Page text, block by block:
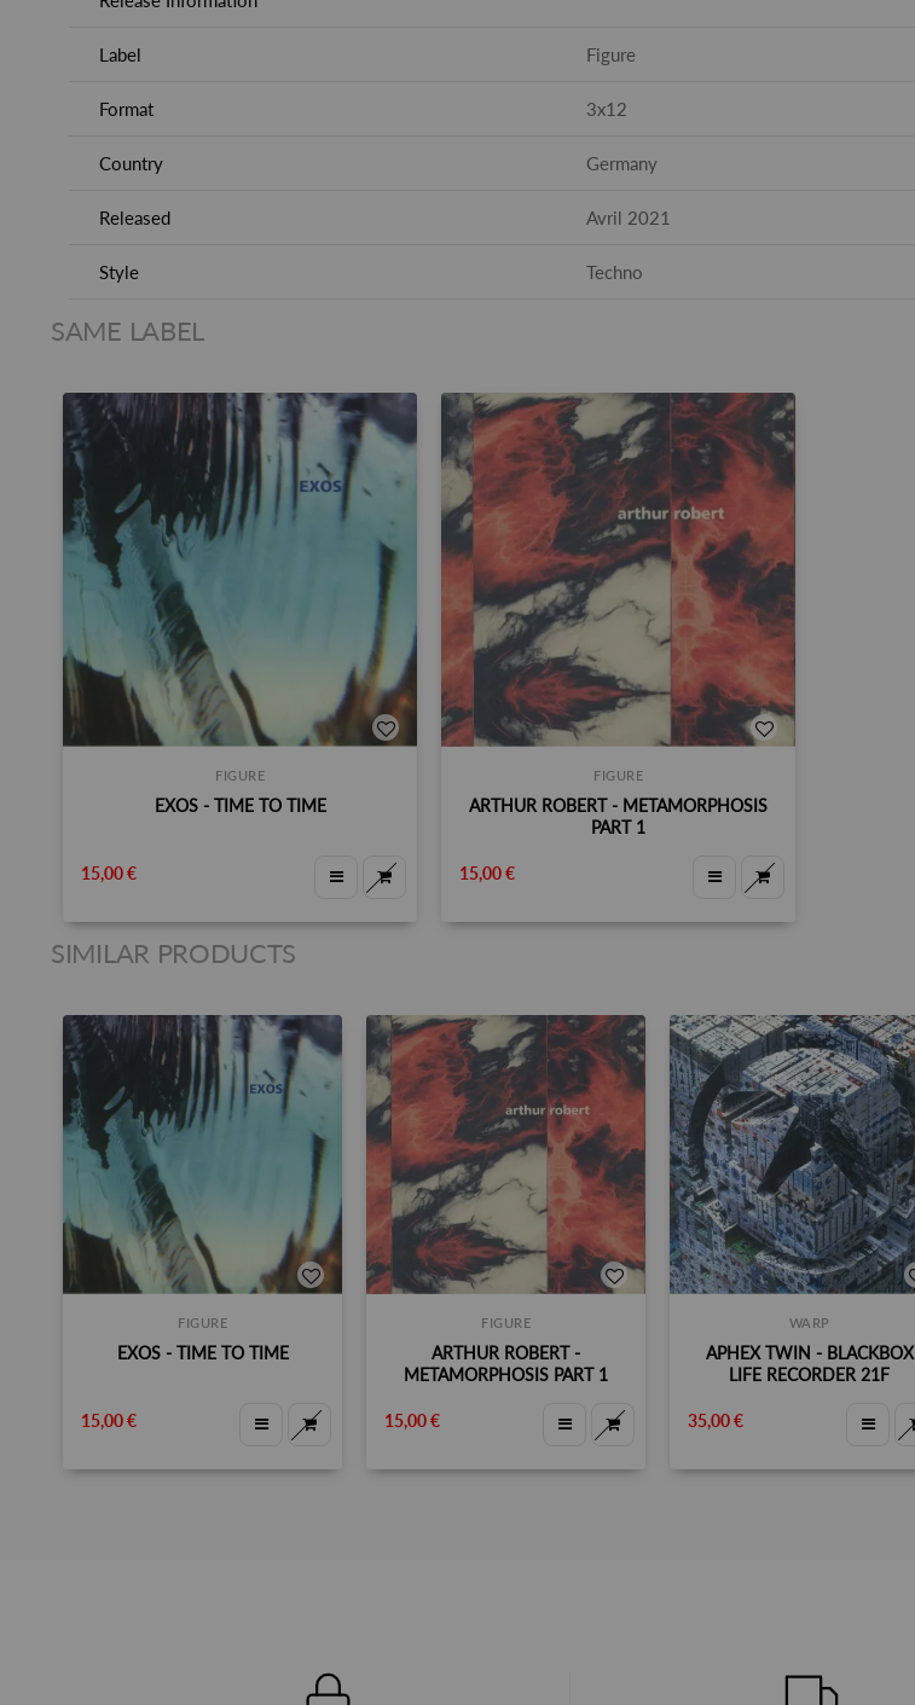
Label Figure
Format 3x12
Country Germany
Released Avril 2021
Style Techno
SAME LABEL
FIGURE
EXOS - TIME TO TIME
15,00 €
FIGURE
ARTHUR ROBERT - METAMORPHOSIS
PART 1
15,00 €
SIMILAR PRODUCTS
FIGURE
EXOS - TIME TO TIME
15,00 €
FIGURE
ARTHUR ROBERT -
METAMORPHOSIS PART 1
15,00 €
WARP
APHEX TWIN - BLACKBOX
LIFE RECORDER 21F
35,00 €